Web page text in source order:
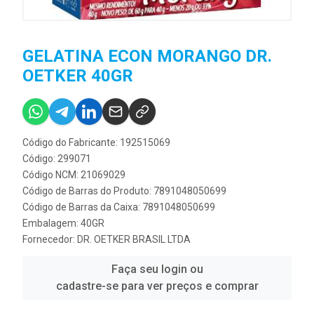
GELATINA ECON MORANGO DR.
OETKER 40GR
Código do Fabricante: 192515069
Código: 299071
Código NCM: 21069029
Código de Barras do Produto: 7891048050699
Código de Barras da Caixa: 7891048050699
Embalagem: 40GR
Fornecedor: DR. OETKER BRASIL LTDA
Faça seu login ou
cadastre-se para ver preços e comprar